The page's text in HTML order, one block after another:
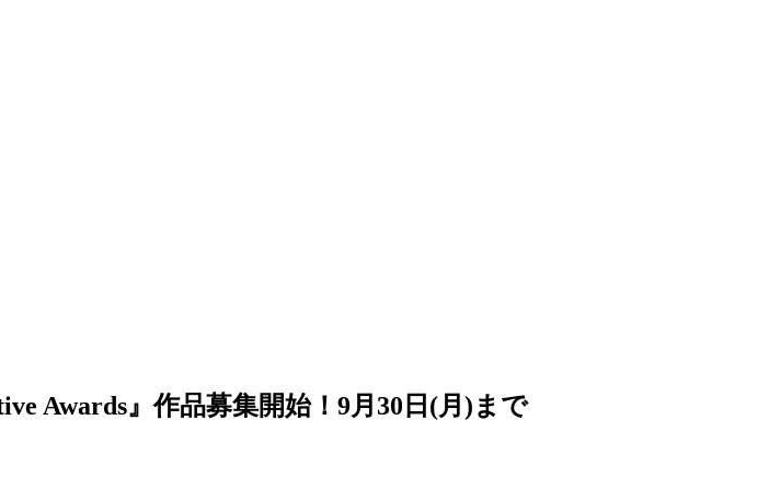
Awards』作品募集開始！9月30日(月)まで